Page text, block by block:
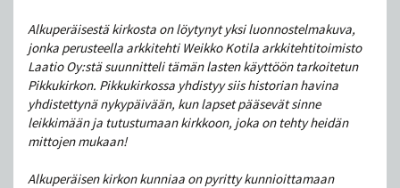
Alkuperäisestä kirkosta on löytynyt yksi luonnostelmakuva,
jonka perusteella arkkitehti Weikko Kotila arkkitehtitoimisto
Laatio Oy:stä suunnitteli tämän lasten käyttöön tarkoitetun
Pikkukirkon. Pikkukirkossa yhdistyy siis historian havina
yhdistettynä nykypäivään, kun lapset pääsevät sinne
leikkimään ja tutustumaan kirkkoon, joka on tehty heidän
mittojen mukaan!
Alkuperäisen kirkon kunniaa on pyritty kunnioittamaan